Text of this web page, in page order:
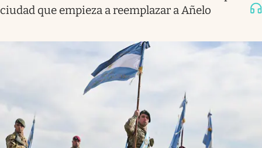
ciudad que empieza a reemplazar a Añelo